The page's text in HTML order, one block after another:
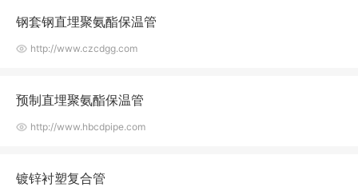
钢套钢直埋聚氨酯保温管
http://www.czcdgg.com
预制直埋聚氨酯保温管
http://www.hbcdpipe.com
镀锌衬塑复合管